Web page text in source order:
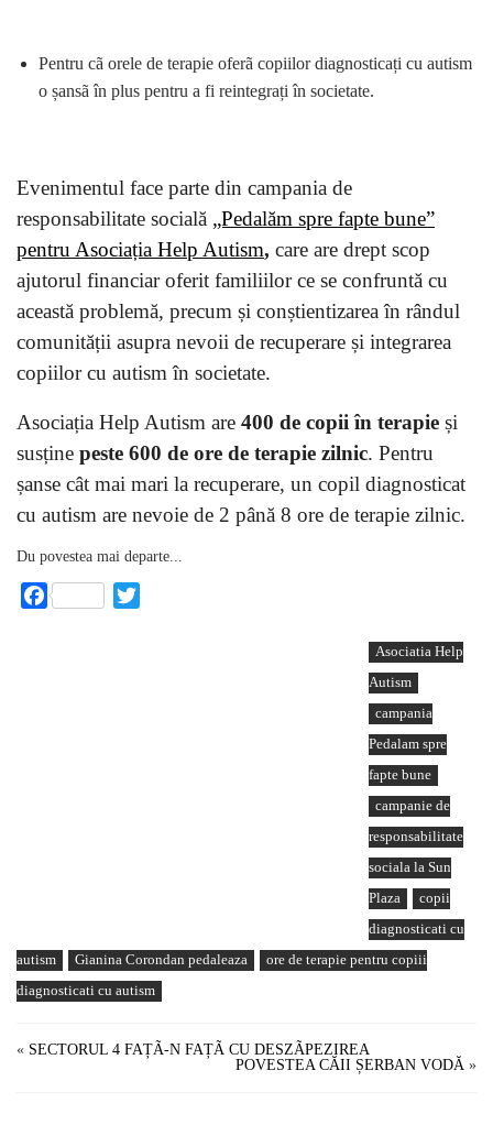
Pentru cã orele de terapie oferã copiilor diagnosticați cu autism
o șansã în plus pentru a fi reintegrați în societate.
Evenimentul face parte din campania de
responsabilitate socială „Pedalăm spre fapte bune”
pentru Asociația Help Autism, care are drept scop
ajutorul financiar oferit familiilor ce se confruntă cu
această problemă, precum și conștientizarea în rândul
comunității asupra nevoii de recuperare și integrarea
copiilor cu autism în societate.
Asociația Help Autism are 400 de copii în terapie și
susține peste 600 de ore de terapie zilnic. Pentru
șanse cât mai mari la recuperare, un copil diagnosticat
cu autism are nevoie de 2 până 8 ore de terapie zilnic.
Du povestea mai departe...
Facebook
Asociatia Help
Autism
campania
Pedalam spre
fapte bune
campanie de
responsabilitate
sociala la Sun
Plaza
copii
diagnosticati cu
autism
Gianina Corondan pedaleaza
ore de terapie pentru copiii
diagnosticati cu autism
« SECTORUL 4 FAȚÃ-N FAȚÃ CU DESZÃPEZIREA
POVESTEA CĂII ȘERBAN VODĂ »